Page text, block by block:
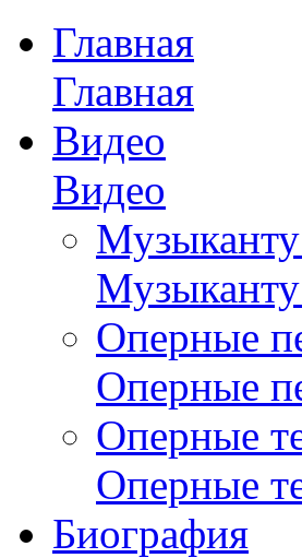
Главная
Главная
Видео
Видео
Оперные
Оперные
Оперные
Оперные
Биография